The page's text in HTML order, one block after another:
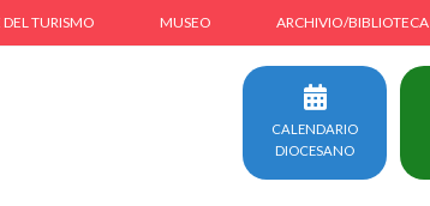
DEL TURISMO MUSEO ARCHIVIO/BIBLIOTECA
CALENDARIO
DIOCESANO